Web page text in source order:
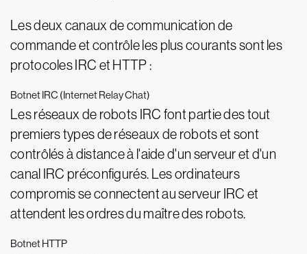
Les deux canaux de communication de
commande et contrôle les plus courants sont les
protocoles IRC et HTTP :
Botnet IRC (Internet Relay Chat)
Les réseaux de robots IRC font partie des tout
premiers types de réseaux de robots et sont
contrôlés à distance à l'aide d'un serveur et d'un
canal IRC préconfigurés. Les ordinateurs
compromis se connectent au serveur IRC et
attendent les ordres du maître des robots.
Botnet HTTP